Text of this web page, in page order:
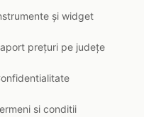
și widget
prețuri pe județe
si conditii